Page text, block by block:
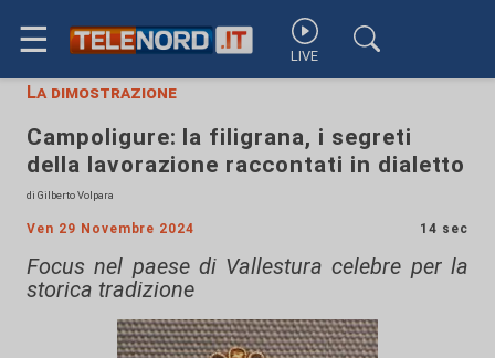
☰ LIVE
La dimostrazione
Campoligure: la filigrana, i segreti
della lavorazione raccontati in dialetto
di Gilberto Volpara
Ven 29 Novembre 2024 14 sec
Focus nel paese di Vallestura celebre per la
storica tradizione